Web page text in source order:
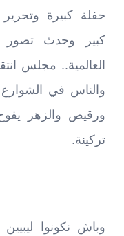
حفلة كبيرة
كبير وحدث تصور
العالمية.. مجلس
والناس في الشوارع
ورقيص والزهر
تركينة.
وباش نكونوا